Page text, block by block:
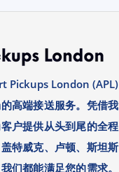
Pickups London (APL)
高端接送服务。凭借我
户提供从头到尾的全程
特威克、卢顿、斯坦斯
们都能满足您的需求。